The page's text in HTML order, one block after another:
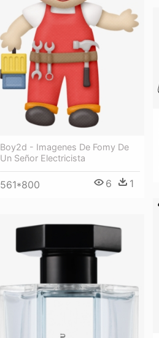
Boy2d - Imagenes De Fomy De
Un Señor Electricista
561*800 6 1